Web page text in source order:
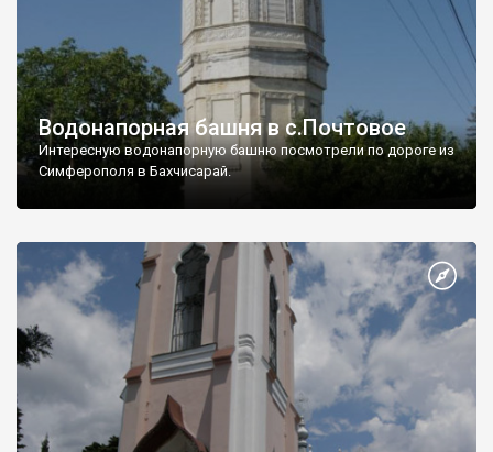
Водонапорная башня в с.Почтовое
Интересную водонапорную башню посмотрели по дороге из
Симферополя в Бахчисарай.